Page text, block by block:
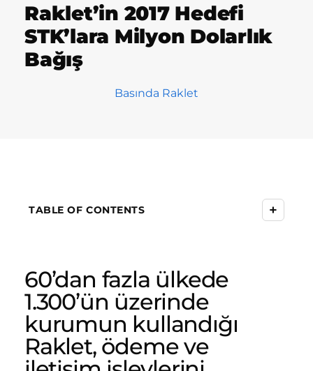
Raklet’in 2017 Hedefi
STK’lara Milyon Dolarlık
Bağış
Basında Raklet
TABLE OF CONTENTS +
60’dan fazla ülkede
1.300’ün üzerinde
kurumun kullandığı
Raklet, ödeme ve